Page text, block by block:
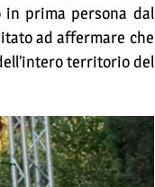
in prima persona dal
ad affermare che
territorio del